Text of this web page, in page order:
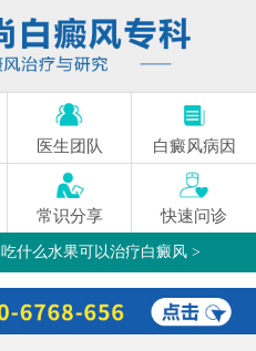
医生团队 白癜风病因
常识分享 快速问诊
吃什么水果可以治疗白癜风 >